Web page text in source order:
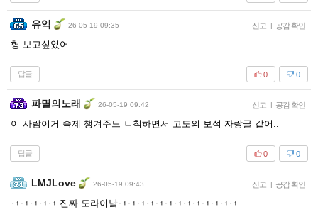
유익 26-05-19 09:35 신고 공감 확인
형 보고싶었어
답글 0
0
파멸의노래 26-05-19 09:42 신고 공감 확인
이 사람이거 숙제 챙겨주느 ㄴ척하면서 고도의 보석 자랑글 같어..
답글 0
0
LMJLove 26-05-19 09:43 신고 공감 확인
ㅋㅋㅋㅋㅋ 진짜 도라이냨ㅋㅋㅋㅋㅋㅋㅋㅋㅋㅋㅋㅋㅋ